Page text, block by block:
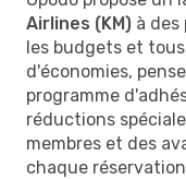
Airlines (KM) à
les budgets et
d'économies,
programme
réductions
membres et des
chaque